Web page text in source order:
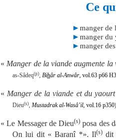
Ce
►manger de
►manger du
►manger
« Manger de la viande augmente la
as-Sâdeq(p), Bihâr al-Anwâr, vol.63 p66
« Manger de la viande et du yaourt
Dieu(s), Mustadrak al-Wasâ’il, vol.16 p350)
« Le Messager de Dieu(s) posa des
On lui dit « Baranî *». Il(s) dit